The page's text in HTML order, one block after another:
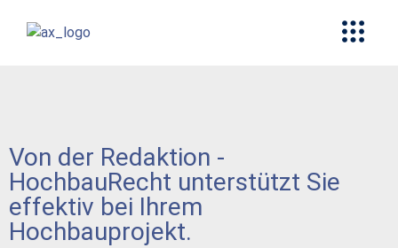
Von der Redaktion -
HochbauRecht unterstützt Sie
effektiv bei Ihrem
Hochbauprojekt.